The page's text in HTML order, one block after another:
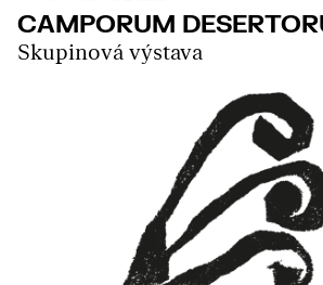
CAMPORUM
Skupinová výstava